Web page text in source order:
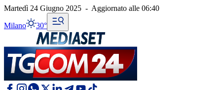
Martedì 24 Giugno 2025 - Aggiornato alle 06:40
Milano 30°